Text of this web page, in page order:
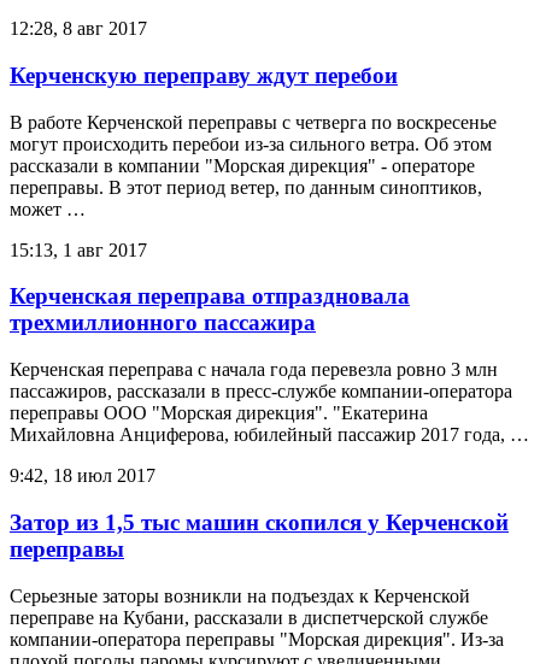
12:28, 8 авг 2017
Керченскую переправу ждут перебои
В работе Керченской переправы с четверга по воскресенье
могут происходить перебои из-за сильного ветра. Об этом
рассказали в компании "Морская дирекция" - операторе
переправы. В этот период ветер, по данным синоптиков,
может …
15:13, 1 авг 2017
Керченская переправа отпраздновала
трехмиллионного пассажира
Керченская переправа с начала года перевезла ровно 3 млн
пассажиров, рассказали в пресс-службе компании-оператора
переправы ООО "Морская дирекция". "Екатерина
Михайловна Анциферова, юбилейный пассажир 2017 года, …
9:42, 18 июл 2017
Затор из 1,5 тыс машин скопился у Керченской
переправы
Серьезные заторы возникли на подъездах к Керченской
переправе на Кубани, рассказали в диспетчерской службе
компании-оператора переправы "Морская дирекция". Из-за